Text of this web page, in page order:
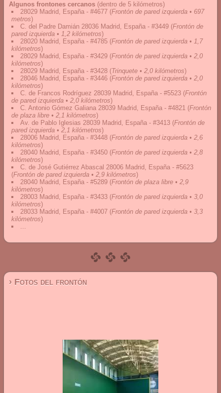
Algunos frontones cercanos (dentro de 5 kilómetros)
28029 Madrid, España - #4677 (Frontón de pared izquierda • 697
metros)
C. del Padre Damián 28036 Madrid, España - #3449 (Frontón de
pared izquierda • 1,2 kilómetros)
28020 Madrid, España - #4785 (Frontón de pared izquierda • 1,7
kilómetros)
28029 Madrid, España - #3429 (Frontón de pared izquierda • 2,0
kilómetros)
28029 Madrid, España - #3428 (Trinquete • 2,0 kilómetros)
28046 Madrid, España - #3446 (Frontón de pared izquierda • 2,0
kilómetros)
C. de Francos Rodríguez 28039 Madrid, España - #5523 (Frontón
de pared izquierda • 2,0 kilómetros)
C. Antonio Gómez Galiana 28039 Madrid, España - #4821 (Frontón
de plaza libre • 2,1 kilómetros)
Av. de Pablo Iglesias 28039 Madrid, España - #3413 (Frontón de
pared izquierda • 2,1 kilómetros)
28006 Madrid, España - #3448 (Frontón de pared izquierda • 2,6
kilómetros)
28040 Madrid, España - #3450 (Frontón de pared izquierda • 2,8
kilómetros)
C. de José Gutiérrez Abascal 28006 Madrid, España - #5623
(Frontón de pared izquierda • 2,9 kilómetros)
28040 Madrid, España - #5289 (Frontón de plaza libre • 2,9
kilómetros)
28003 Madrid, España - #3433 (Frontón de pared izquierda • 3,0
kilómetros)
28033 Madrid, España - #4007 (Frontón de pared izquierda • 3,3
kilómetros)
...
› Fotos del frontón